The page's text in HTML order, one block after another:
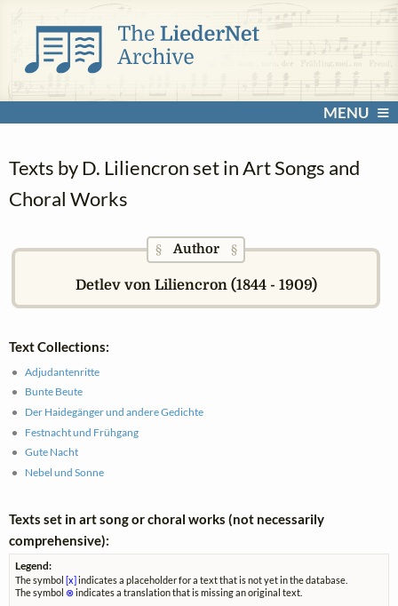
MENU
Texts by D. Liliencron set in Art Songs and
Choral Works
§ Author§
Detlev von Liliencron (1844 - 1909)
Text Collections:
Adjudantenritte
Bunte Beute
Der Haidegänger und andere Gedichte
Festnacht und Frühgang
Gute Nacht
Nebel und Sonne
Texts set in art song or choral works (not necessarily
comprehensive):
Legend:
The symbol [x] indicates a placeholder for a text that is not yet in the database.
The symbol ⊗indicates a translation that is missing an original text.